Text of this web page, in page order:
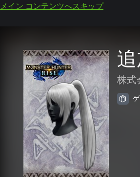
メイン コンテンツへスキップ
株式